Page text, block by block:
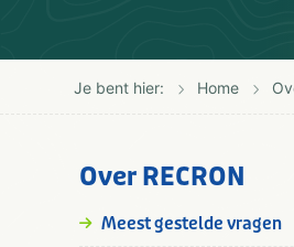
Je bent hier: Home
Over RECRON
Meest gestelde vragen